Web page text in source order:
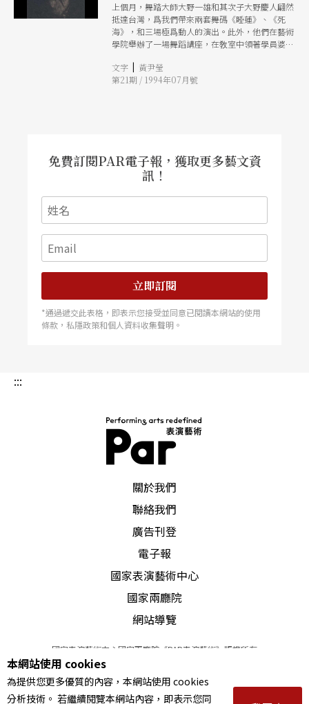
上個月，舞踏大師大野一雄和其次子大野慶人翩然
抵達台灣，爲我們帶來兩套舞碼《睡蓮》、《死
海》，和三場極爲動人的演出。此外，他們在藝術
學院舉辦了一場舞蹈講座，在敎室中領著學員婆娑
的機會，邀請雲門舞集的林懷民、藝術學院客席敎
授薩爾．穆吉揚托和大野父子進行了一場精采的對
文字 | 黃尹瑩
第21期 / 1994年07月號
免費訂閱PAR電子報，獲取更多藝文資
訊！
立即訂閱
*通過遞交此表格，即表示您接受並同意已閱讀本網站的使用
條款，私隱政策和個人資料收集聲明。
:::
關於我們
聯絡我們
廣告刊登
電子報
國家表演藝術中心
國家兩廳院
網站導覽
國家表演藝術中心國家兩廳院《PAR表演藝術》版權所有
© 2022Performing arts redefined. All Rights Reserved
統一編號 Tax Id number 00973926
本站所提供相關演出資訊，如有異動應以主辦單位公告為準。
本網站使用 cookies
為提供您更多優質的內容，本網站使用 cookies
分析技術。 若繼續閱覽本網站內容，即表示您同